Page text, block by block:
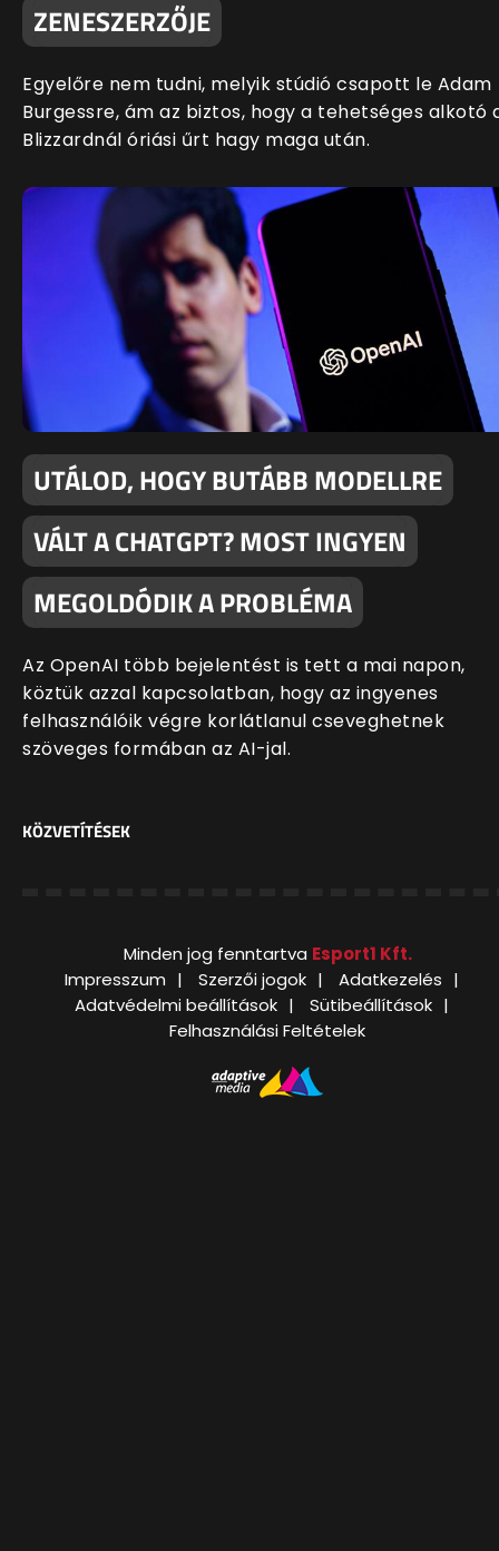
ZENESZERZŐJE
Egyelőre nem tudni, melyik stúdió csapott le Adam
Burgessre, ám az biztos, hogy a tehetséges alkotó
Blizzardnál óriási űrt hagy maga után.
UTÁLOD, HOGY BUTÁBB MODELLRE
VÁLT A CHATGPT? MOST INGYEN
MEGOLDÓDIK A PROBLÉMA
Az OpenAI több bejelentést is tett a mai napon,
köztük azzal kapcsolatban, hogy az ingyenes
felhasználóik végre korlátlanul cseveghetnek
szöveges formában az AI-jal.
KÖZVETÍTÉSEK
Minden jog fenntartva Esport1 Kft.
Impresszum
Szerzői jogok
Adatkezelés
Adatvédelmi beállítások
Sütibeállítások
Felhasználási Feltételek